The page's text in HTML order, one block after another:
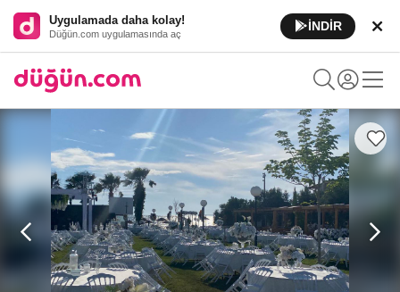
Uygulamada daha kolay!
Düğün.com uygulamasında aç
İNDİR